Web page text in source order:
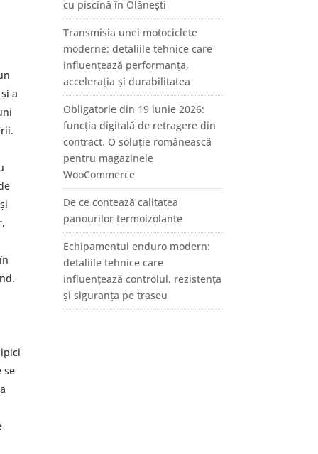
a
se
cu piscină în Olănești
Transmisia unei motociclete
moderne: detaliile tehnice care
influențează performanța,
accelerația și durabilitatea
Obligatorie din 19 iunie 2026:
funcția digitală de retragere din
contract. O soluție românească
pentru magazinele
WooCommerce
De ce contează calitatea
panourilor termoizolante
Echipamentul enduro modern:
detaliile tehnice care
influențează controlul, rezistența
și siguranța pe traseu